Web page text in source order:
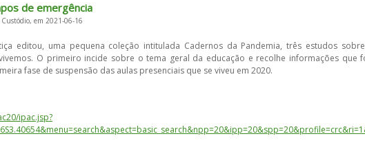
de emergência
em 2021-06-16
editou, uma pequena coleção intitulada Cadernos da Pandemia, três estudos
O primeiro incide sobre o tema geral da educação e recolhe informações que
fase de suspensão das aulas presenciais que se viveu em 2020.
ipac.jsp?